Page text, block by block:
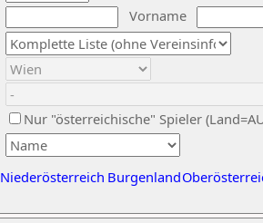
Vorname
Nur "österreichische" Spieler
Niederösterreich Burgenland